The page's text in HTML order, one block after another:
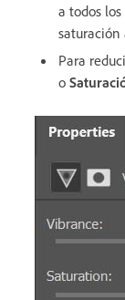
a todos
saturación
Para
o